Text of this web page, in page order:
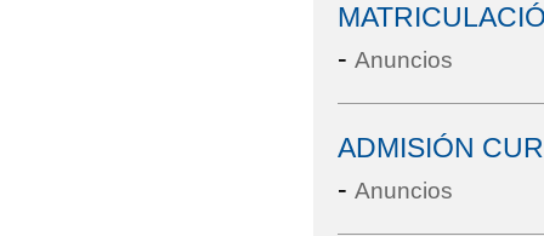
- Anuncios
ADMISIÓN
- Anuncios